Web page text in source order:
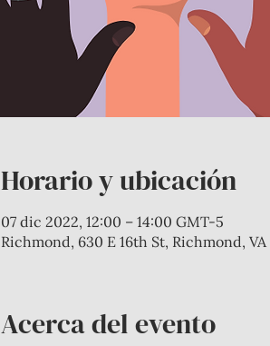
Horario y ubicación
07 dic 2022, 12:00 – 14:00 GMT-5
Richmond, 630 E 16th St, Richmond,
Acerca del evento